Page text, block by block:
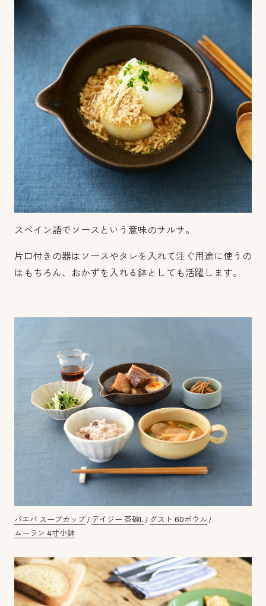
スペイン語でソースという意味のサルサ。
片口付きの器はソースやタレを入れて注ぐ用途に使うの
はもちろん、おかずを入れる鉢としても活躍します。
パエバ スープカップ / デイジー 茶碗L / グスト 60ボウル /
ムーラン 4寸小鉢